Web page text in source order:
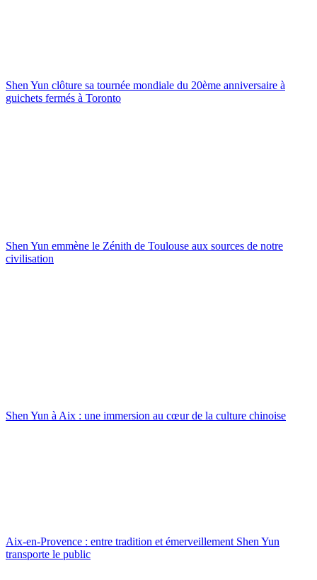
Shen Yun clôture sa tournée mondiale du 20ème anniversaire à
guichets fermés à Toronto
Shen Yun emmène le Zénith de Toulouse aux sources de notre
civilisation
Shen Yun à Aix : une immersion au cœur de la culture chinoise
Aix-en-Provence : entre tradition et émerveillement Shen Yun
transporte le public